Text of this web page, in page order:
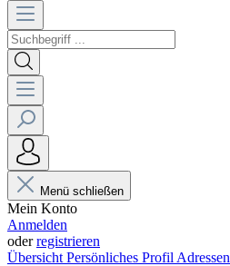
Menü schließen
Mein Konto
Anmelden
oderregistrieren
Übersicht Persönliches Profil Adressen